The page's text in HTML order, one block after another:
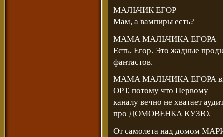
МАЛЬЧИК ЕГОР
Мам, а вампиры есть?
МАМА МАЛЬЧИКА ЕГОРА
Есть, Егор. Это жадные
фантастов.
МАМА МАЛЬЧИКА ЕГОРА
ОРТ, потому что Первому
каналу вечно не хватает
про ДОМОВЕНКА КУЗЮ.
От самолета над домом